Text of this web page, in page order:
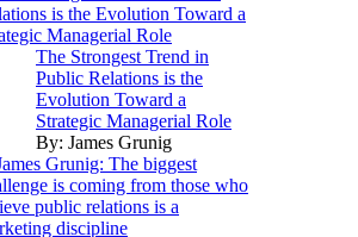
The Strongest Trend in
Public Relations is the
Evolution Toward a
Strategic Managerial Role
By: James Grunig